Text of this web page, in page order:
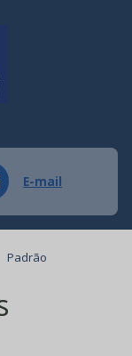
E-mail
Padrão